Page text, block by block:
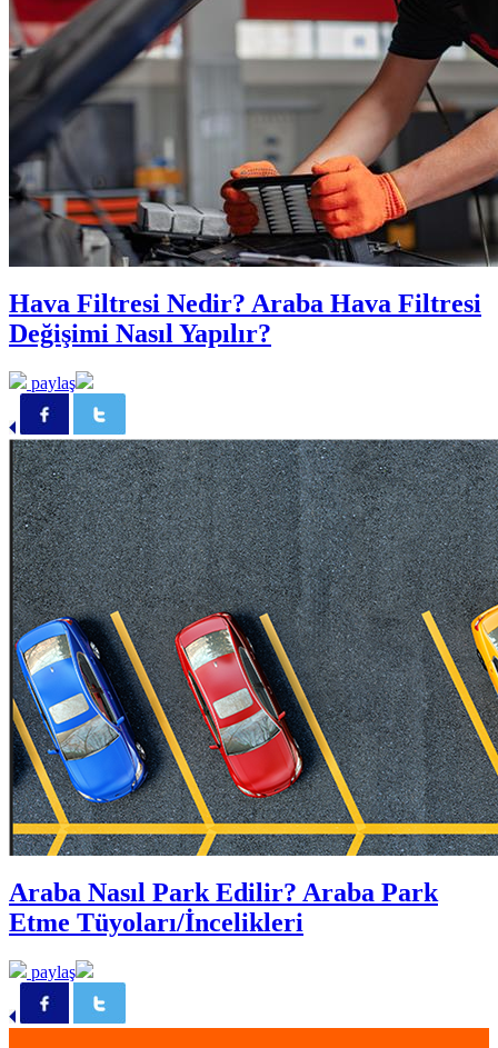
Hava Filtresi Nedir? Araba Hava Filtresi
Değişimi Nasıl Yapılır?
paylaş
Araba Nasıl Park Edilir? Araba Park
Etme Tüyoları/İncelikleri
paylaş